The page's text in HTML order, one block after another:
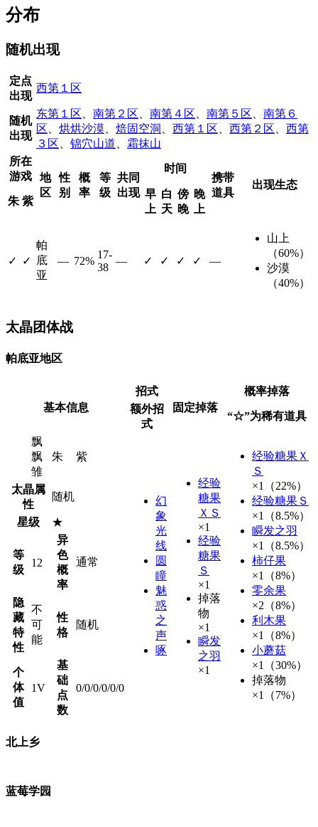
分布
随机出现
定点
出现
西第１区
随机
出现
东第１区 南第２区 南第４区 南第５区
南第６
区
烘烘沙漠 焙固空洞 西第１区 西第２区
西第
３区
锦穴山道
霜抹山
所在
游戏
地
区
性
别
概
率
等
级
共同
出现
时间
携带
道具
出现生态
朱 紫
早
上
白
天
傍
晚
晚
上
✓ ✓
帕
底
亚
— 72%
17-
38
— ✓ ✓ ✓ ✓ —
山上
（60%）
沙漠
（40%）
太晶团体战
帕底亚地区
基本信息
招式
固定掉落
概率掉落
额外招
式
“☆”为稀有道具
飘
飘
雏
朱 紫
幻
象
光
线
圆
瞳
魅
惑
之
声
啄
经验
糖果
ＸＳ
×1
经验
糖果
Ｓ
×1
掉落
物
×1
瞬发
之羽
×1
经验糖果Ｘ
Ｓ
×1（22%）
经验糖果Ｓ
×1（8.5%）
瞬发之羽
×1（8.5%）
柿仔果
×1（8%）
零余果
×2（8%）
利木果
×1（8%）
小蘑菇
×1（30%）
掉落物
×1（7%）
太晶属
性
随机
星级 ★
等
级
12
异
色
概
率
通常
隐
藏
特
性
不
可
能
性
格
随机
个
体
值
1V
基
础
点
数
0/0/0/0/0/0
北上乡
蓝莓学园